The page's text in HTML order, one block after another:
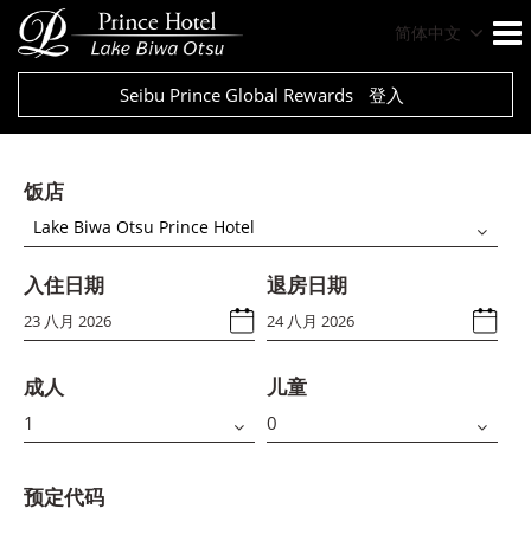
简体中文
Seibu Prince Global Rewards 登入
饭店
Lake Biwa Otsu Prince Hotel
入住日期 退房日期
成人 儿童
预定代码